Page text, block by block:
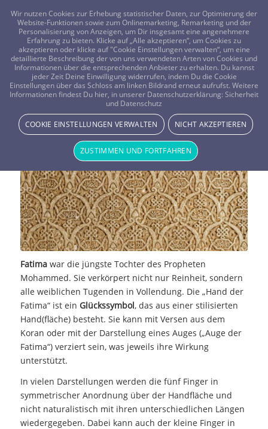
FRAGEN? KOSTENLOS ANRUFEN: 0800-8478266
Die Hand der Fatima, ein
muslimisches Glückszeichen
SPIRITUALITÄT & RELIGION
Fatima war die jüngste Tochter des Propheten
Mohammed. Sie verkörpert nicht nur Reinheit, sondern
alle weiblichen Tugenden in Vollendung. Die „Hand der
Fatima“ ist ein Glückssymbol, das aus einer stilisierten
Hand(fläche) besteht. Sie kann mit Versen aus dem
Koran oder mit der Darstellung eines Auges („Auge der
Fatima“) verziert sein, was jeweils ihre Wirkung
unterstützt.
In vielen Darstellungen werden die fünf Finger in
symmetrischer Anordnung über der Handfläche und
nicht naturalistisch mit ihren unterschiedlichen Längen
wiedergegeben. Dabei kann auch der kleine Finger in
Wir nutzen Cookies zur Erhebung statistischer Daten, zur Optimierung der
Website-Funktionen sowie zum Onlinemarketing, Remarketing und der
Personalisierung von Anzeigen, um Dir insgesamt eine angenehmere
Erfahrung zu bieten. Klicke auf „Alle akzeptieren“, um Cookies zu
akzeptieren oder klicke auf "Cookie Einstellungen verwalten“, um eine
detaillierte Beschreibung der von uns verwendeten Arten von Cookies und
Informationen über die entsprechenden Anbieter zu erhalten. Du kannst
jeder Zeit Deine Einwilligung widerrufen, indem Du die Cookie
Einstellungen über das Schloss am linken Bildrand erneut aufrufst. Weitere
Informationen findest Du hier, in unserer Datenschutzerklärung: Sicherheit
und Datenschutz
COOKIE EINSTELLUNGEN VERWALTEN NICHT AKZEPTIEREN
ZUSTIMMEN UND FORTFAHREN